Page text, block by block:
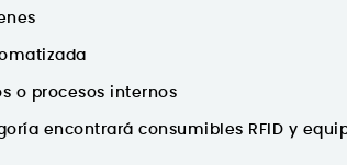
o procesos internos
encontrará consumibles RFID y